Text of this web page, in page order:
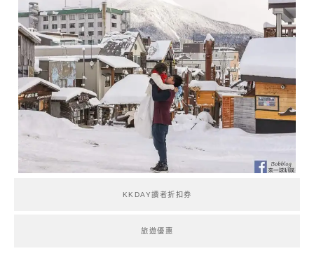
KKDAY讀者折扣券
旅遊優惠